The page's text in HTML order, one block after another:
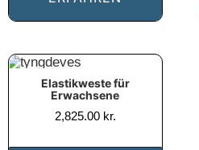
Elastikweste für
Erwachsene
2,825.00 kr.